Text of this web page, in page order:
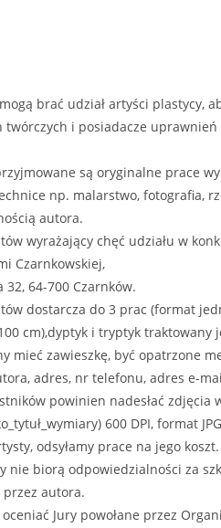
brać udział artyści plastycy,
twórczych i posiadacze
są oryginalne prace
np. malarstwo, fotografia,
autora.
wyrażający chęć udziału w
Czarnkowskiej,
32, 64-700 Czarnków.
dostarcza do 3 prac (format
cm),dyptyk i tryptyk traktowany
mieć zawieszkę, być opatrzone
adres, nr telefonu, adres e-
powinien nadesłać
600 DPI, format
odsyłamy prace na jego koszt.
nie biorą odpowiedzialności za
autora.
Jury powołane przez